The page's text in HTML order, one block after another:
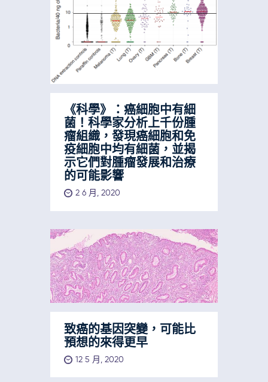
《科學》：癌細胞中有細
菌！科學家分析上千份腫
瘤組織，發現癌細胞和免
疫細胞中均有細菌，並揭
示它們對腫瘤發展和治療
的可能影響
2 6 月, 2020
致癌的基因突變，可能比
預想的來得更早
12 5 月, 2020